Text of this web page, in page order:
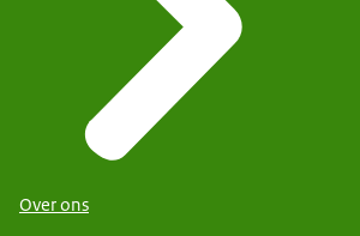
Over ons